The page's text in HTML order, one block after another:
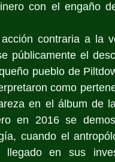
con el engaño
contraria a la
públicamente el
pueblo de
como
en el álbum de
en 2016 se
cuando el
en sus